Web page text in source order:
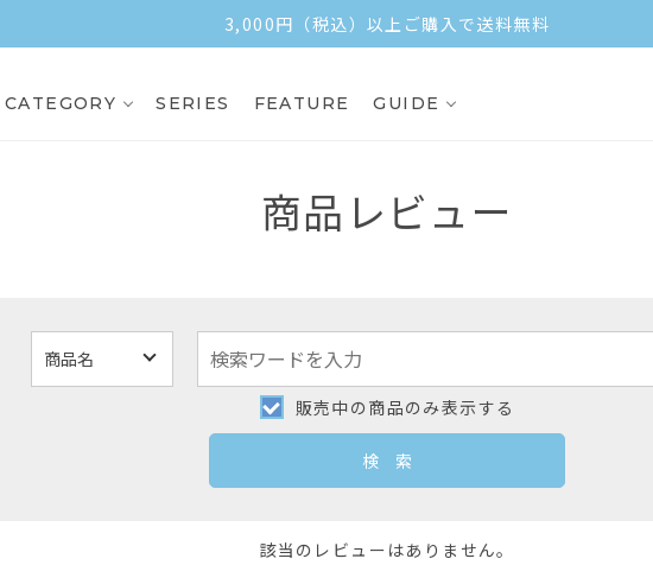
3,000円（税込）以上ご購入で送料無料
CATEGORY SERIES FEATURE GUIDE
商品レビュー
販売中の商品のみ表示する
該当のレビューはありません。